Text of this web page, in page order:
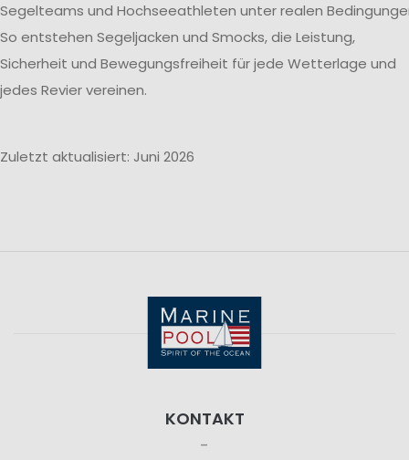
Segelteams und Hochseeathleten unter realen
So entstehen Segeljacken und Smocks, die Leistung,
Sicherheit und Bewegungsfreiheit für jede Wetterlage und
jedes Revier vereinen.
Zuletzt aktualisiert: Juni 2026
KONTAKT